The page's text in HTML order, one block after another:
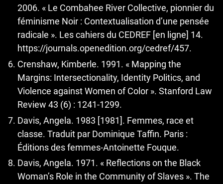
2006. « Le Combahee River Collective, pionnier du
féminisme Noir : Contextualisation d’une pensée
radicale ». Les cahiers du CEDREF [en ligne] 14.
https://journals.openedition.org/cedref/457.
Crenshaw, Kimberle. 1991. « Mapping the
Margins: Intersectionality, Identity Politics, and
Violence against Women of Color ». Stanford Law
Review 43 (6) : 1241-1299.
Davis, Angela. 1983 [1981]. Femmes, race et
classe. Traduit par Dominique Taffin. Paris :
Éditions des femmes-Antoinette Fouque.
Davis, Angela. 1971. « Reflections on the Black
Woman’s Role in the Community of Slaves ». The